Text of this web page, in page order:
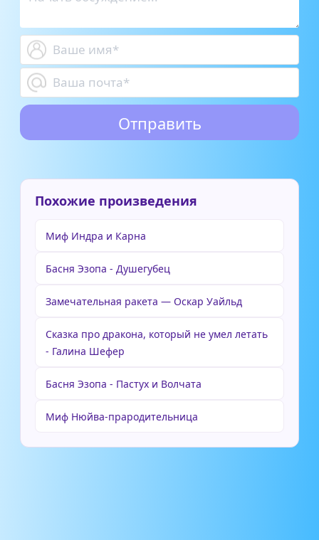
Похожие произведения
Миф Индра и Карна
Басня Эзопа - Душегубец
Замечательная ракета — Оскар Уайльд
Сказка про дракона, который не умел летать
- Галина Шефер
Басня Эзопа - Пастух и Волчата
Миф Нюйва-прародительница